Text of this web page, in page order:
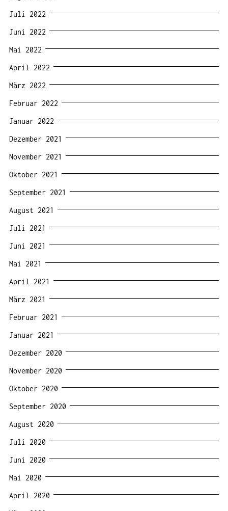
Juli 2022
Juni 2022
Mai 2022
April 2022
März 2022
Februar 2022
Januar 2022
Dezember 2021
November 2021
Oktober 2021
September 2021
August 2021
Juli 2021
Juni 2021
Mai 2021
April 2021
März 2021
Februar 2021
Januar 2021
Dezember 2020
November 2020
Oktober 2020
September 2020
August 2020
Juli 2020
Juni 2020
Mai 2020
April 2020